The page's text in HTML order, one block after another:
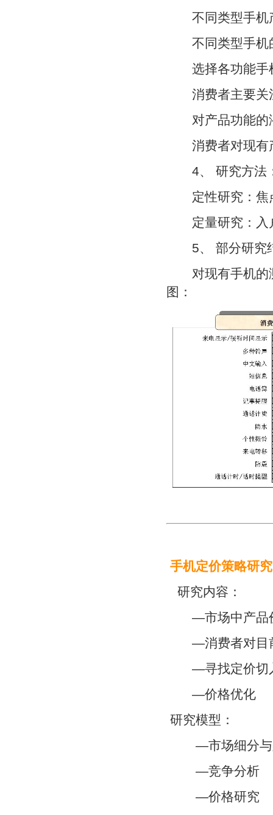
不同类型手机
不同类型手机
选择各功能手
消费者主要关
对产品功能的
消费者对现有
4、 研究方法
定性研究：焦
定量研究：入
5、 部分研究
对现有手机的测
图：
手机定价策略研究
研究内容：
—市场中产品
—消费者对目前
—寻找定价切
—价格优化
研究模型：
—市场细分与
—竞争分析
—价格研究